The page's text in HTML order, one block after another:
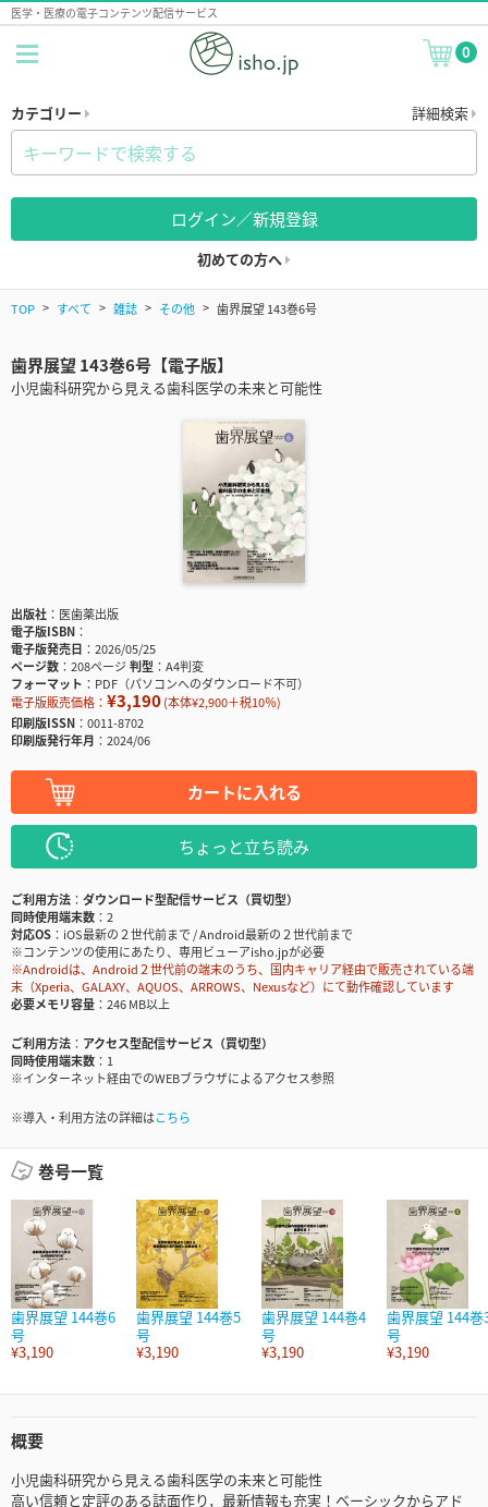
医学・医療の電子コンテンツ配信サービス
0
カテゴリー 詳細検索
ログイン／新規登録
初めての方へ
TOP すべて 雑誌 その他 歯界展望 143巻6号
歯界展望 143巻6号【電子版】
小児歯科研究から見える歯科医学の未来と可能性
出版社
医歯薬出版
電子版ISBN
電子版発売日
2026/05/25
ページ数
208ページ判型
A4判変
フォーマット
PDF（パソコンへのダウンロード不可）
電子版販売価格： ¥3,190(本体¥2,900＋税10％)
印刷版ISSN
0011-8702
印刷版発行年月
2024/06
カートに入れる
ちょっと立ち読み
ご利用方法
ダウンロード型配信サービス（買切型）
同時使用端末数
2
対応OS
iOS最新の２世代前まで / Android最新の２世代前まで
※コンテンツの使用にあたり、専用ビューアisho.jpが必要
※Androidは、Android２世代前の端末のうち、国内キャリア経由で販売されている端
末（Xperia、GALAXY、AQUOS、ARROWS、Nexusなど）にて動作確認しています
必要メモリ容量
246 MB以上
ご利用方法
アクセス型配信サービス（買切型）
同時使用端末数
1
※インターネット経由でのWEBブラウザによるアクセス参照
※導入・利用方法の詳細はこちら
巻号一覧
歯界展望 144巻6
号
¥3,190
歯界展望 144巻5
号
¥3,190
歯界展望 144巻4
号
¥3,190
歯界展望 144巻
号
¥3,190
概要
小児歯科研究から見える歯科医学の未来と可能性
高い信頼と定評のある誌面作り，最新情報も充実！ベーシックからアド